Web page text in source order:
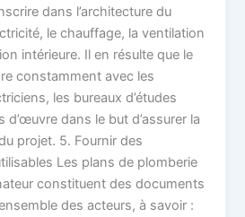
dans l’architecture du
le chauffage, la ventilation
intérieure. Il en résulte que le
constamment avec les
les bureaux d’études
d’œuvre dans le but d’assurer la
projet. 5. Fournir des
Les plans de plomberie
constituent des documents
des acteurs, à savoir :